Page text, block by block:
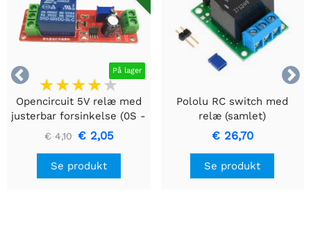

 På lager
Opencircuit 5V relæ med
justerbar forsinkelse (0S -
10S)
€ 4,10 € 2,05
Se produkt
Pololu RC switch med
relæ (samlet)
€ 26,70
Se produkt